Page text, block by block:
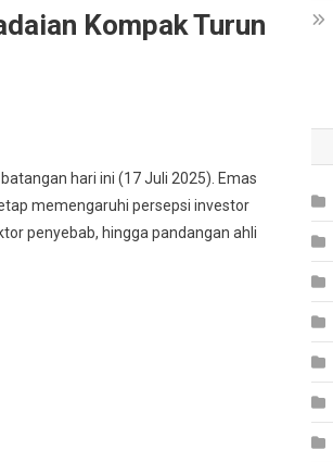
Kompak Turun
hari ini (17 Juli 2025). Emas
memengaruhi persepsi investor
penyebab, hingga pandangan ahli